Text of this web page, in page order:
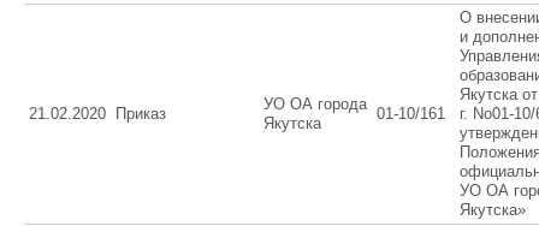
21.02.2020 Приказ
УО ОА города
Якутска
01-10/161
О
и
Якутска
г. No01-
УО ОА
Якутска»